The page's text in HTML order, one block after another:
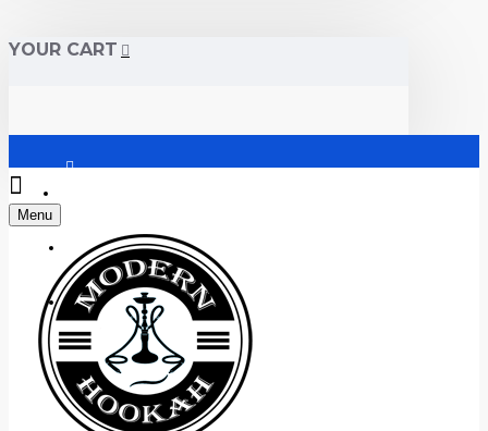
YOUR CART
Регистрация
+38 (095) 945 04 33
Menu